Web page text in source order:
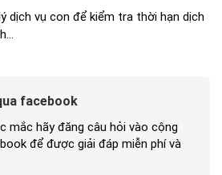
dịch vụ con để kiểm tra thời hạn dịch
facebook
mắc hãy đăng câu hỏi vào cộng
để được giải đáp miễn phí và